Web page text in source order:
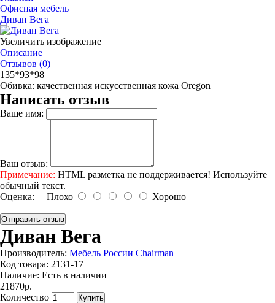
Офисная мебель
Диван Вега
Увеличить изображение
Описание
Отзывов (0)
135*93*98
Обивка: качественная искусственная кожа Oregon
Написать отзыв
Ваше имя:
Ваш отзыв:
Примечание: HTML разметка не поддерживается! Используйте
обычный текст.
Оценка: Плохо Хорошо
Отправить отзыв
Диван Вега
Производитель: Мебель России Chairman
Код товара: 2131-17
Наличие: Есть в наличии
21870р.
Количество
Купить